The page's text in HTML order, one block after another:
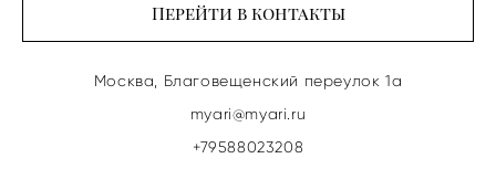
Перейти в контакты
Москва, Благовещенский переулок 1а
myari@myari.ru
+79588023208